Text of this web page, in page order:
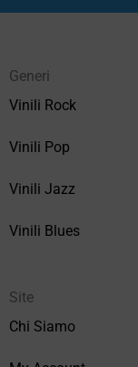
Generi
Vinili Rock
Vinili Pop
Vinili Jazz
Vinili Blues
Site
Chi Siamo